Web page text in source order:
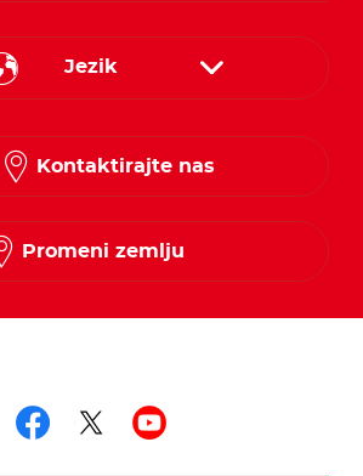
Jezik
Serbian
Kontaktirajte nas
Promeni zemlju